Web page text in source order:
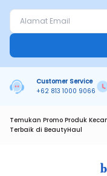
Customer Service
+62 813 1000 9066
Temukan Promo Produk
Terbaik di BeautyHaul